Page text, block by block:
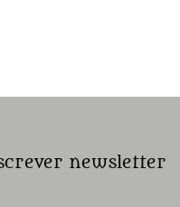
newsletter